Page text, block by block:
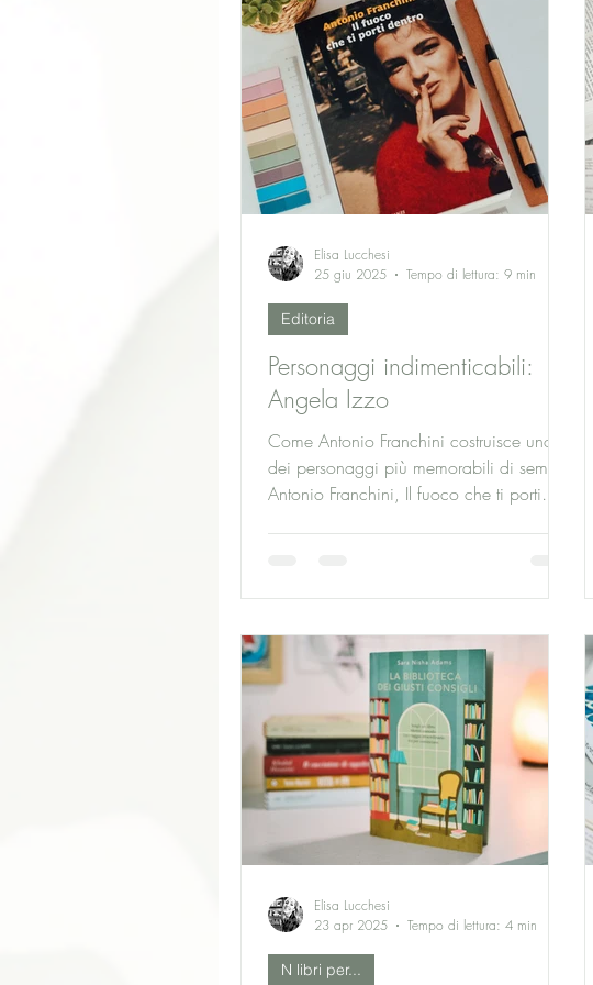
segno.
Personaggi indimenticabili:
Angela Izzo
Come Antonio Franchini costruisce uno
dei personaggi più memorabili di sempre
Antonio Franchini, Il fuoco che ti porti
Editoria
Elisa Lucchesi
25 giu 2025
Tempo di lettura: 9 min
N libri per...
Elisa Lucchesi
23 apr 2025
Tempo di lettura: 4 min